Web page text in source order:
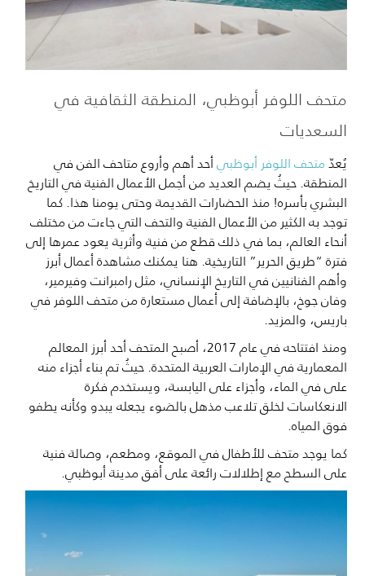
متحف اللوفر أبوظبي، المنطقة الثقافية في
السعديات
يُعدّمتحف اللوفر أبوظبيأحد أهم وأروع متاحف الفن في
المنطقة. حيثُ يضم العديد من أجمل الأعمال الفنية في التاريخ
البشري بأسره! منذ الحضارات القديمة وحتى يومنا هذا. كما
توجد به الكثير من الأعمال الفنية والتحف التي جاءت من مختلف
أنحاء العالم، بما في ذلك قطع من فنية وأثرية يعود عمرها إلى
فترة “طريق الحرير” التاريخية. هنا يمكنك مشاهدة أعمال أبرز
وأهم الفنانيين في التاريخ الإنساني، مثل رامبرانت وفيرمير،
وفان جوخ، بالإضافة إلى أعمال مستعارة من متحف اللوفر في
باريس، والمزيد.
ومنذ افتتاحه في عام 2017، أصبح المتحف أحد أبرز المعالم
المعمارية في الإمارات العربية المتحدة. حيثُ تم بناء أجزاء منه
على في الماء، وأجزاء على اليابسة، ويستخدم فكرة
الانعكاسات لخلق تلاعب مذهل بالضوء يجعله يبدو وكأنه يطفو
فوق المياه.
كما يوجد متحف للأطفال في الموقع، ومطعم، وصالة فنية
على السطح مع إطلالات رائعة على أفق مدينة أبوظبي.